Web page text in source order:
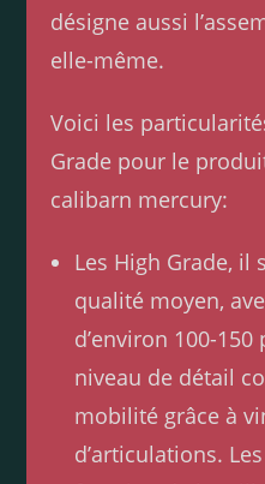
désigne aussi
elle-même.
Voici les
Grade pour le
calibarn mercury:
Les High Grade, il
qualité moyen,
d’environ 100-150
niveau de détail
mobilité grâce à
d’articulations.